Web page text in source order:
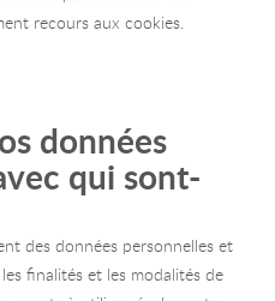
recours aux cookies.
données
qui sont-
des données personnelles et
finalités et les modalités de